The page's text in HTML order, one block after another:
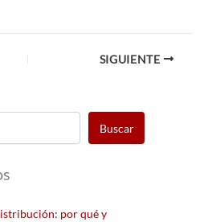
SIGUIENTE
Buscar
por qué y